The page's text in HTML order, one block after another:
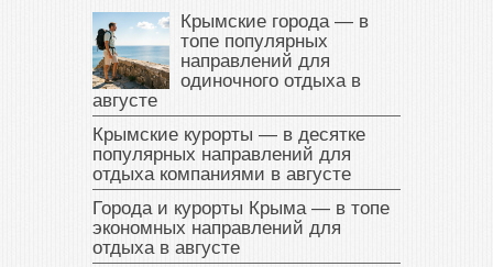
Крымские города — в
топе популярных
направлений для
одиночного отдыха в
августе
Крымские курорты — в десятке
популярных направлений для
отдыха компаниями в августе
Города и курорты Крыма — в топе
экономных направлений для
отдыха в августе